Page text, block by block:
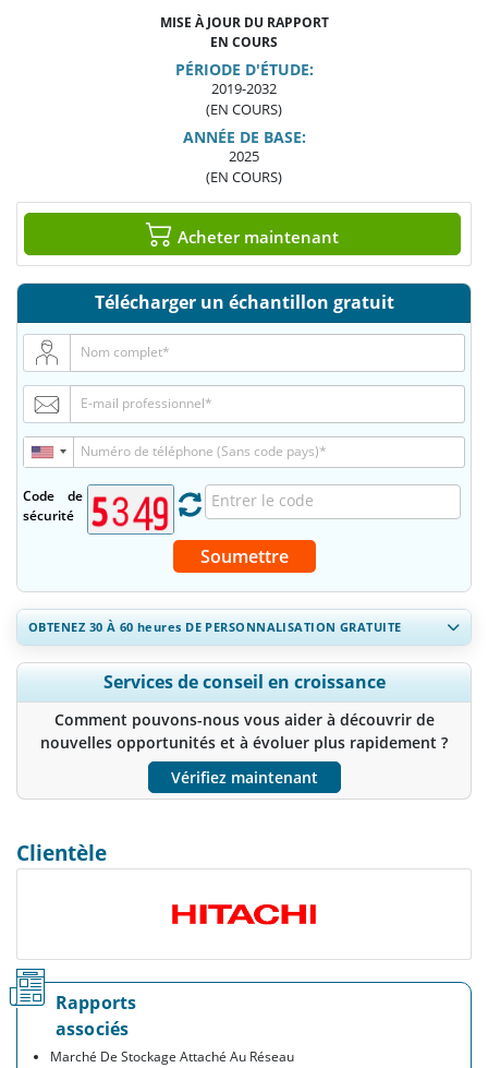
MISE À JOUR DU RAPPORT
EN COURS
PÉRIODE D'ÉTUDE:
2019-2032
(EN COURS)
ANNÉE DE BASE:
2025
(EN COURS)
Acheter maintenant
Télécharger un échantillon gratuit
Code de
sécurité
Soumettre
OBTENEZ 30 À 60heures DE PERSONNALISATION GRATUITE
Ampliar a cobertura regional e por país, Análise de segmentos,
Perfis de empresas, Benchmarking competitivo, e insights sobre
o usuário final.
Personnaliser maintenant
Services de conseil en croissance
Comment pouvons-nous vous aider à découvrir de
nouvelles opportunités et à évoluer plus rapidement ?
Vérifiez maintenant
Clientèle
Rapports
associés
Marché De Stockage Attaché Au Réseau